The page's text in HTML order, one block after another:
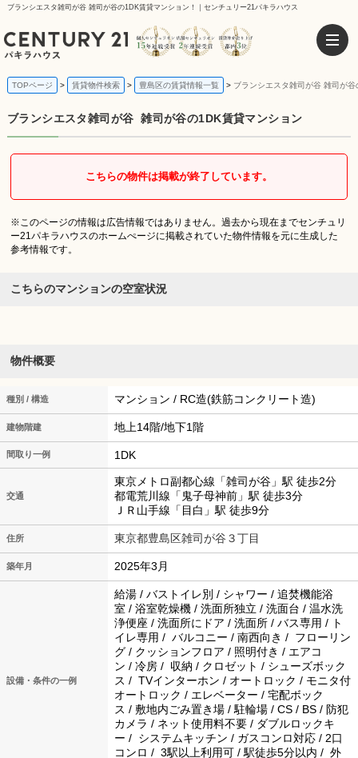
ブランシエスタ雑司が谷 雑司が谷の1DK賃貸マンション！｜センチュリー21パキラハウス
TOPページ 賃貸物件検索 豊島区の賃貸情報一覧 ブランシエスタ雑司が谷 雑司が
ブランシエスタ雑司が谷 雑司が谷の1DK賃貸マンション
こちらの物件は掲載が終了しています。
※このページの情報は広告情報ではありません。過去から現在までセンチュリ
ー21パキラハウスのホームぺージに掲載されていた物件情報を元に生成した
参考情報です。
こちらのマンションの空室状況
物件概要
種別 / 構造 マンション / RC造(鉄筋コンクリート造)
建物階建 地上14階/地下1階
間取り一例 1DK
交通
東京メトロ副都心線「雑司が谷」駅 徒歩2分
都電荒川線「鬼子母神前」駅 徒歩3分
ＪＲ山手線「目白」駅 徒歩9分
住所 東京都豊島区雑司が谷３丁目
築年月 2025年3月
設備・条件の一例
給湯 / バストイレ別 / シャワー / 追焚機能浴
室 / 浴室乾燥機 / 洗面所独立 / 洗面台 / 温水洗
浄便座 / 洗面所にドア / 洗面所 / バス専用 / ト
イレ専用 / バルコニー / 南西向き / フローリン
グ / クッションフロア / 照明付き / エアコ
ン / 冷房 / 収納 / クロゼット / シューズボック
ス / TVインターホン / オートロック / モニタ付
オートロック / エレベーター / 宅配ボック
ス / 敷地内ごみ置き場 / 駐輪場 / CS / BS / 防犯
カメラ / ネット使用料不要 / ダブルロックキ
ー / システムキッチン / ガスコンロ対応 / 2口
コンロ / 3駅以上利用可 / 駅徒歩5分以内 / 外